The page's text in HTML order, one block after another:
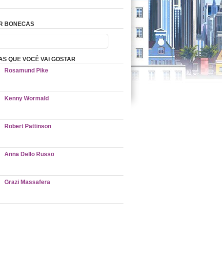
BONECAS
QUE VOCÊ VAI GOSTAR
Rosamund Pike
Kenny Wormald
Robert Pattinson
Anna Dello Russo
Grazi Massafera